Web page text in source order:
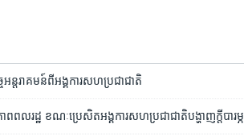
តរាគមន៍​ពី​អង្គការ​សហ​ប្រជាជាតិ
ព​ពលរដ្ឋ ​ខណៈ​ប្រេសិត​អង្គការ​សហ​ប្រជាជាតិ​បង្ហាញ​ក្តី​បារម្ភ